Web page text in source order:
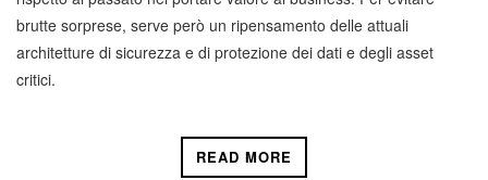
brutte sorprese, serve però un ripensamento delle attuali
architetture di sicurezza e di protezione dei dati e degli asset
critici.
READ MORE